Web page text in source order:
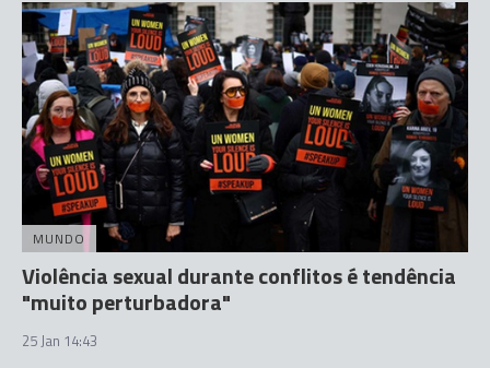
MUNDO
Violência sexual durante conflitos é tendência
"muito perturbadora"
25 Jan 14:43